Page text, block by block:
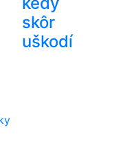
skôr
uškodí